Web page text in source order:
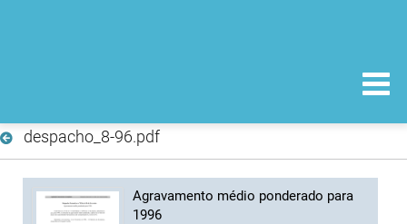
despacho_8-96.pdf
Agravamento médio ponderado para
1996